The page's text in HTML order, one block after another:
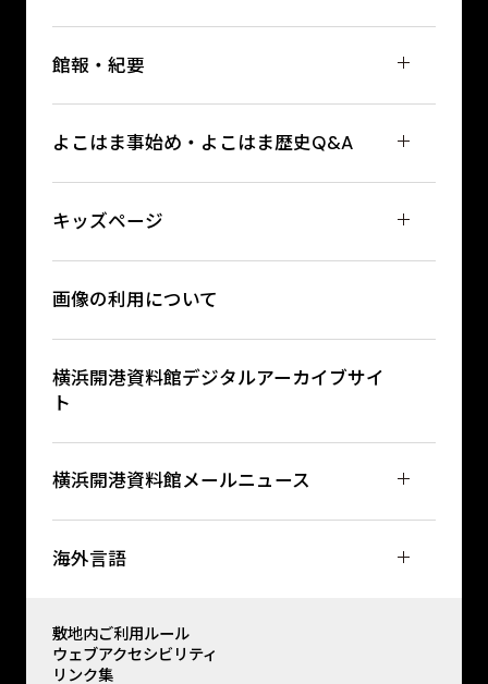
館報・紀要
よこはま事始め・よこはま歴史Q&A
キッズページ
画像の利用について
横浜開港資料館デジタルアーカイブサイ
ト
横浜開港資料館メールニュース
海外言語
敷地内ご利用ルール
ウェブアクセシビリティ
リンク集